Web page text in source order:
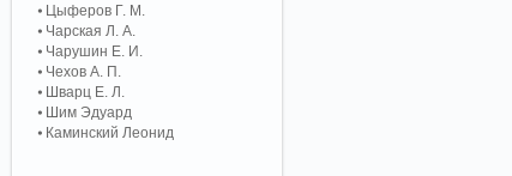
Цыферов Г. М.
Чарская Л. А.
Чарушин Е. И.
Чехов А. П.
Шварц Е. Л.
Шим Эдуард
Каминский Леонид